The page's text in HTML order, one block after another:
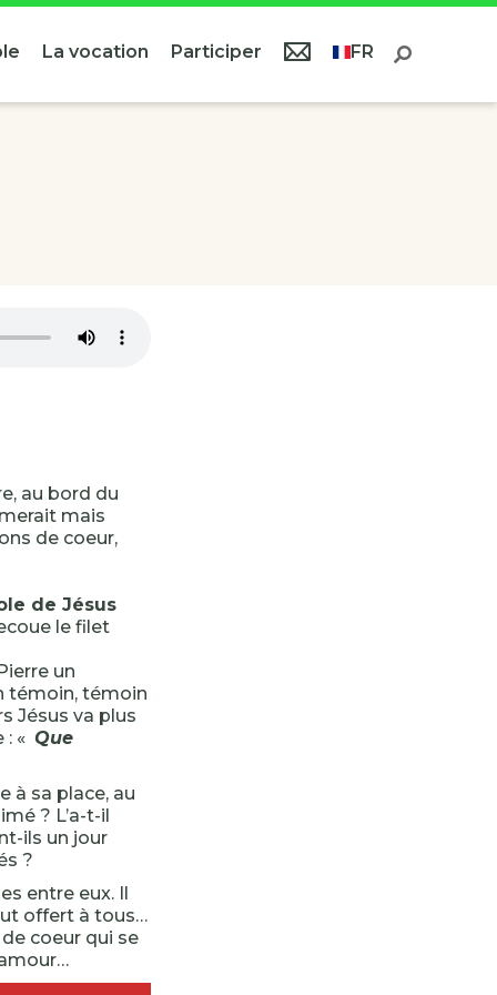
La vocation Participer FR
au bord du
mais
de coeur,
de Jésus
le filet
un
témoin, témoin
Jésus va plus
: « Que
à sa place, au
? L’a-t-il
ils un jour
?
entre eux. Il
offert à tous…
coeur qui se